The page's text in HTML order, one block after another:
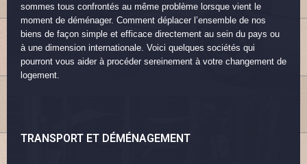
sommes tous confrontés au même problème lorsque vient le
moment de déménager. Comment déplacer l’ensemble de nos
biens de façon simple et efficace directement au sein du pays ou
à une dimension internationale. Voici quelques sociétés qui
pourront vous aider à procéder sereinement à votre changement de
logement.
TRANSPORT ET DÉMÉNAGEMENT